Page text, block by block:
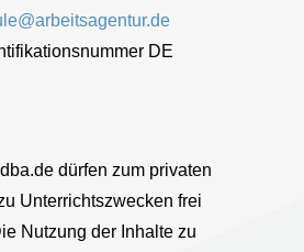
DE
dürfen zum privaten
Unterrichtszwecken frei
Nutzung der Inhalte zu